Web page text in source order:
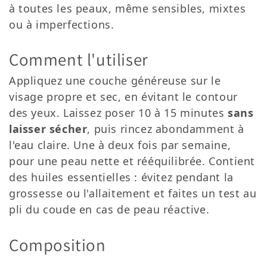
à toutes les peaux, même sensibles, mixtes
ou à imperfections.
Comment l'utiliser
Appliquez une couche généreuse sur le
visage propre et sec, en évitant le contour
des yeux. Laissez poser 10 à 15 minutessans
laisser sécher, puis rincez abondamment à
l'eau claire. Une à deux fois par semaine,
pour une peau nette et rééquilibrée. Contient
des huiles essentielles : évitez pendant la
grossesse ou l'allaitement et faites un test au
pli du coude en cas de peau réactive.
Composition